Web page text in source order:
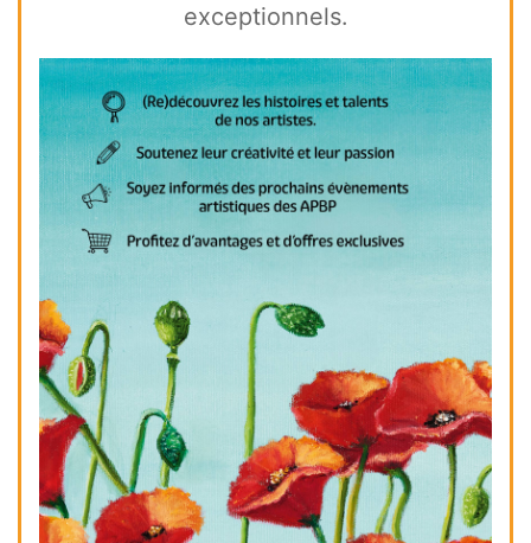
exceptionnels.